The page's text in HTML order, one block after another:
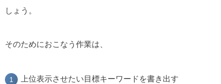
しょう。
そのためにおこなう作業は、
上位表示させたい目標キーワードを書き出す